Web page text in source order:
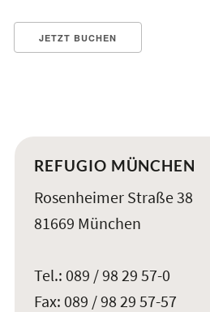
REFUGIO MÜNCHEN
Rosenheimer Straße 38
81669 München
Tel.: 089 / 98 29 57-0
Fax: 089 / 98 29 57-57